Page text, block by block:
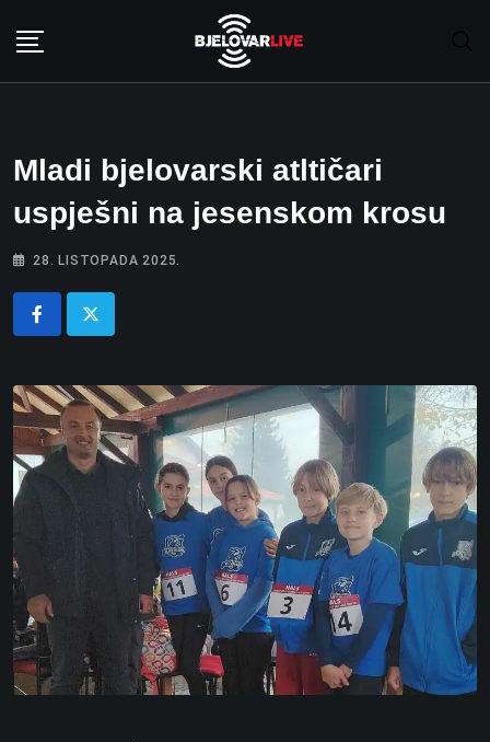
Mladi bjelovarski atltičari
uspješni na jesenskom krosu
28. LISTOPADA 2025.